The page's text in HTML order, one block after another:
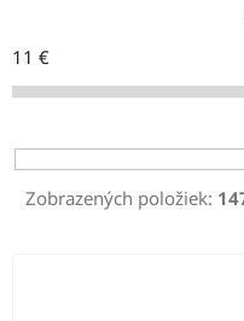
n
i
p
r
11 €
Zobrazených položiek: